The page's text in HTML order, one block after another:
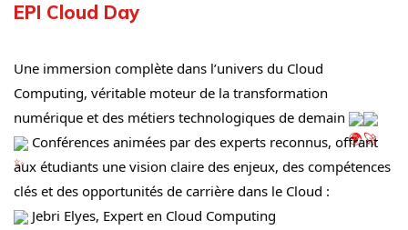
EPI Cloud Day
Une immersion complète dans l’univers du Cloud
Computing, véritable moteur de la transformation
numérique et des métiers technologiques de demain
Conférences animées par des experts reconnus, offrant
aux étudiants une vision claire des enjeux, des compétences
clés et des opportunités de carrière dans le Cloud :
Jebri Elyes, Expert en Cloud Computing